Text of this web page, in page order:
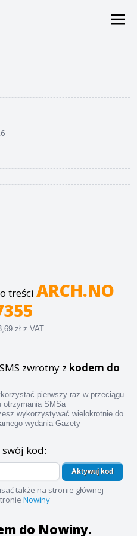
treści ARCH.NO
zł z VAT
zwrotny z kodem do
pierwszy raz w przeciągu
otrzymania SMSa
wykorzystywać wielokrotnie do
wydania Gazety
kod:
Aktywuj kod
także na stronie głównej
Nowiny
do Nowiny.